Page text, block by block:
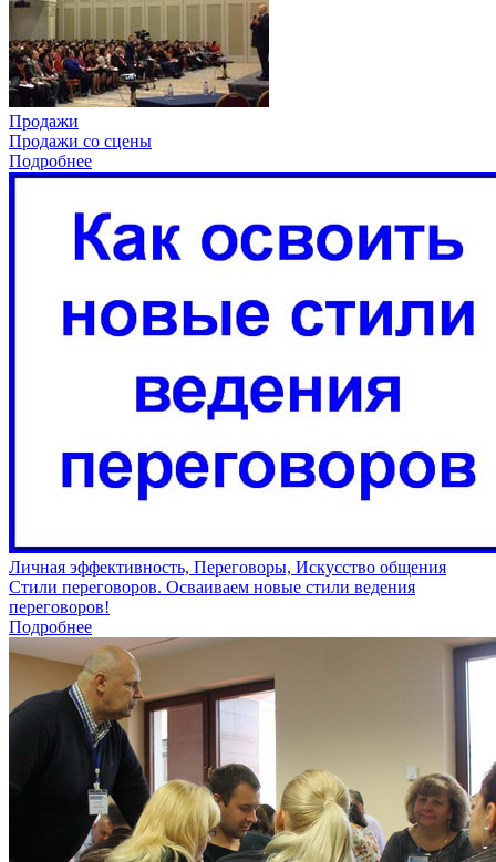
Продажи
Продажи со сцены
Подробнее
Личная эффективность, Переговоры, Искусство общения
Стили переговоров. Осваиваем новые стили ведения
переговоров!
Подробнее